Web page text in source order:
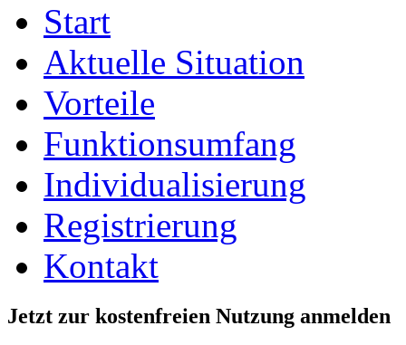
Start
Aktuelle Situation
Vorteile
Funktionsumfang
Individualisierung
Registrierung
Kontakt
Jetzt zur kostenfreien Nutzung anmelden